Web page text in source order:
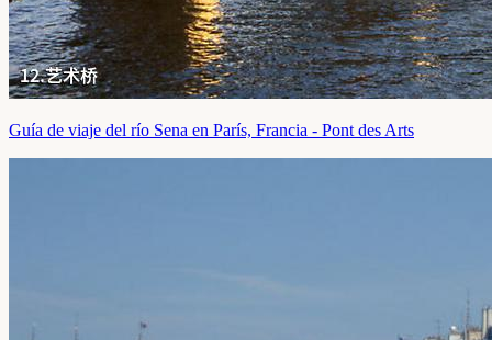
Guía de viaje del río Sena en París, Francia - Pont des Arts